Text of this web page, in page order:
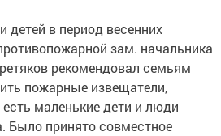
детей в период весенних
зам. начальника
рекомендовал семьям
пожарные извещатели,
маленькие дети и люди
Было принято совместное